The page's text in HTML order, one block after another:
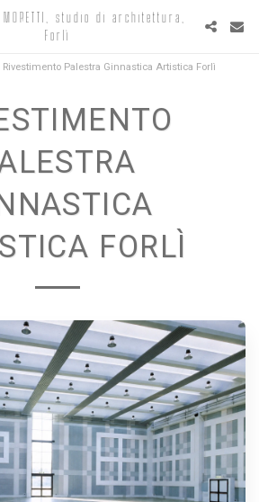
MORETTI, studio di architettura,
Forlì
Rivestimento Palestra Ginnastica Artistica Forlì
FORLÌ